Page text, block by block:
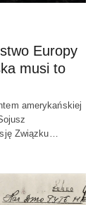
Europy
musi to
amerykańskiej
Związku…